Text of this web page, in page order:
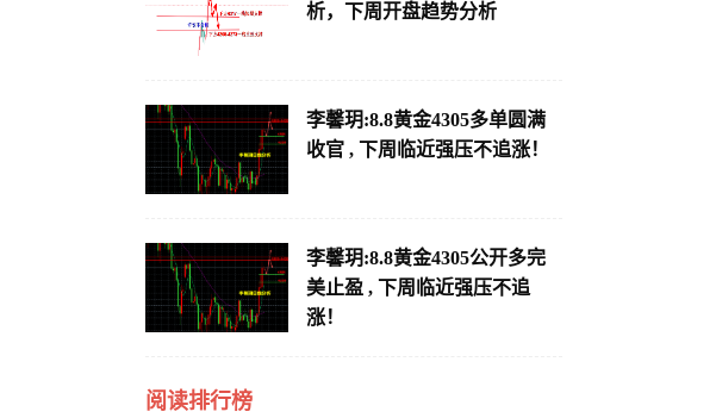
析，下周开盘趋势分析
李馨玥:8.8黄金4305多单圆满
收官 , 下周临近强压不追涨！
李馨玥:8.8黄金4305公开多完
美止盈 , 下周临近强压不追
涨！
阅读排行榜